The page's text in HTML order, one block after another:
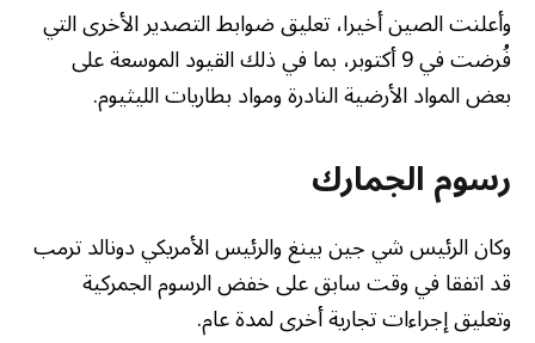
وأعلنت الصين أخيرا، تعليق ضوابط التصدير الأخرى التي
فُرضت في 9 أكتوبر، بما في ذلك القيود الموسعة على
بعض المواد الأرضية النادرة ومواد بطاريات الليثيوم.
رسوم الجمارك
وكان الرئيس شي جين بينغ والرئيس الأمريكي دونالد ترمب
قد اتفقا في وقت سابق على خفض الرسوم الجمركية
وتعليق إجراءات تجارية أخرى لمدة عام.